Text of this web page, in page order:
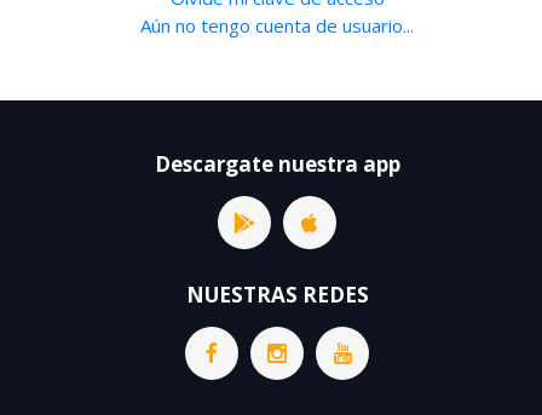
Aún no tengo cuenta de usuario...
Descargate nuestra app
NUESTRAS REDES